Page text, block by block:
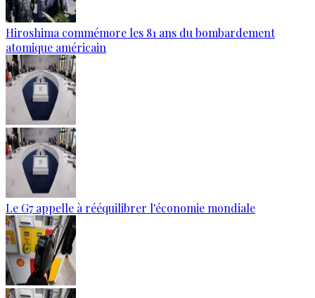
Hiroshima commémore les 81 ans du bombardement
atomique américain
Le G7 appelle à rééquilibrer l'économie mondiale